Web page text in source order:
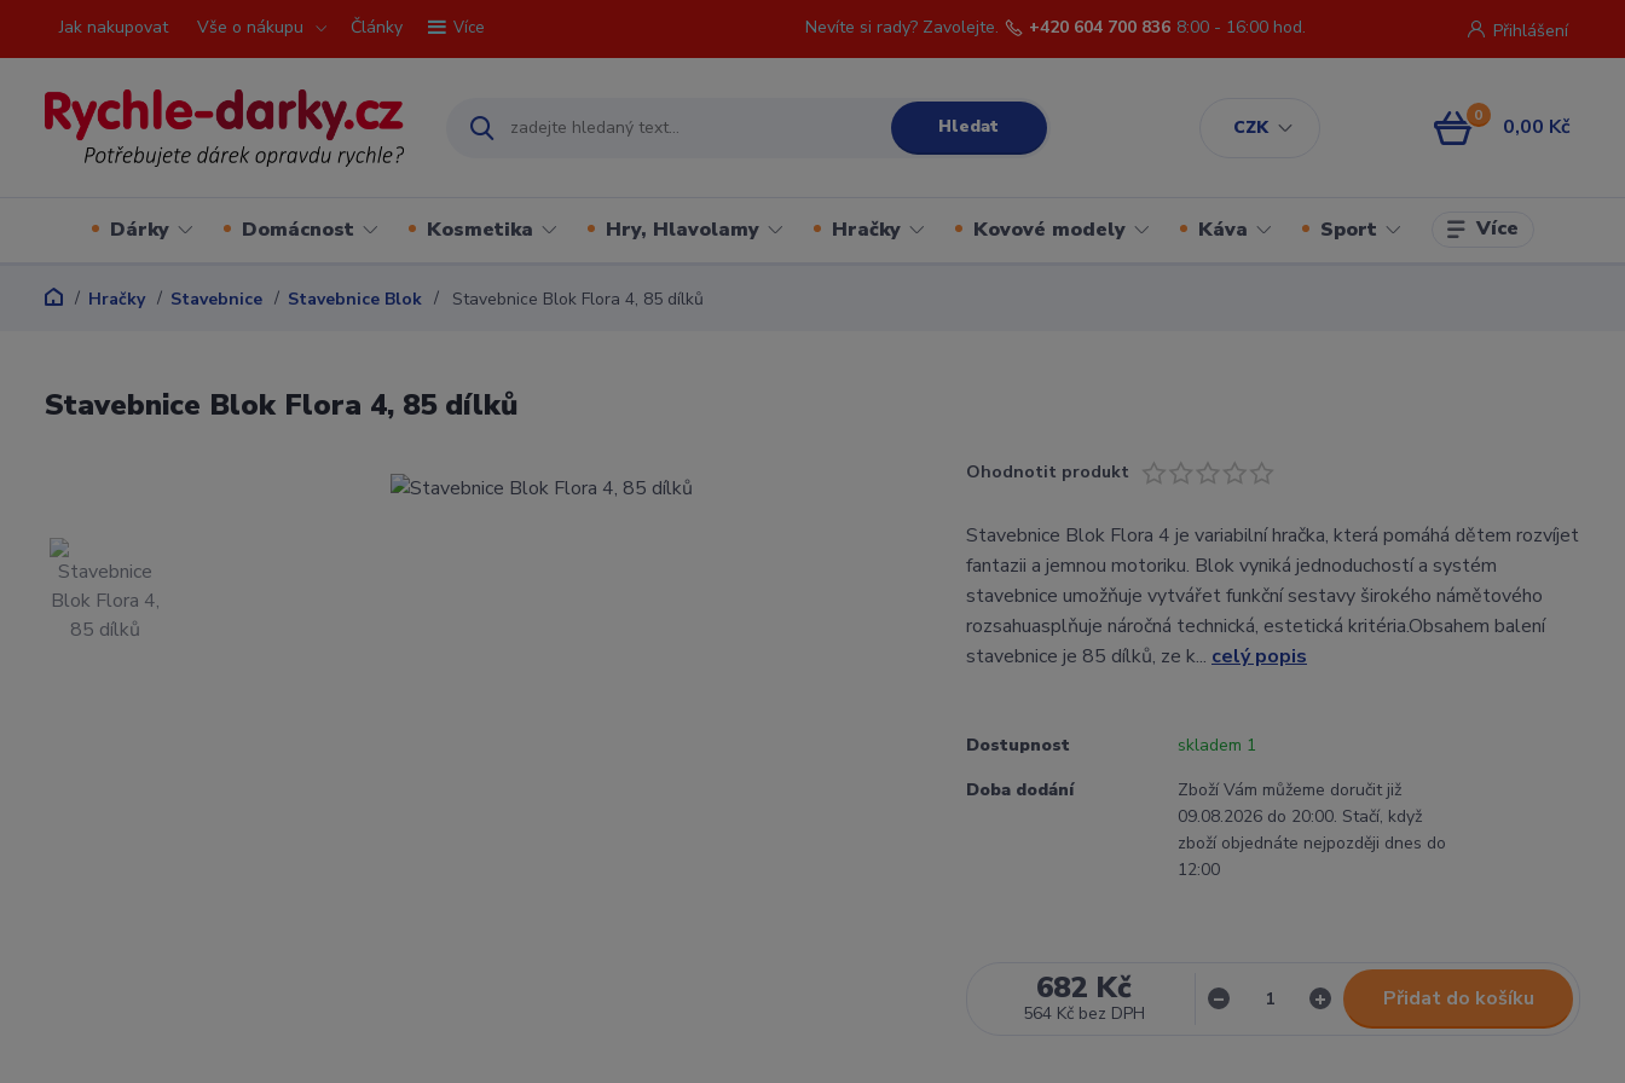
Jak nakupovat Vše o nákupu Články Více
CZK
Přihlášení
Hledat
Nevíte si rady? Zavolejte. +420 604 700 836 8:00 - 16:00 hod.
0 0,00 Kč
Dárky Domácnost Kosmetika Hry, Hlavolamy Hračky Kovové modely Káva Sport Více
Hračky Stavebnice Stavebnice Blok Stavebnice Blok Flora 4, 85 dílků
Stavebnice Blok Flora 4, 85 dílků
Ohodnotit produkt
Stavebnice Blok Flora 4 je variabilní hračka, která pomáhá dětem rozvíjet
fantazii a jemnou motoriku. Blok vyniká jednoduchostí a systém
stavebnice umožňuje vytvářet funkční sestavy širokého námětového
rozsahuasplňuje náročná technická, estetická kritéria.Obsahem balení
stavebnice je 85 dílků, ze k... celý popis
Dostupnost
skladem 1
Doba dodání
Zboží Vám můžeme doručit již
09.08.2026 do 20:00. Stačí, když
zboží objednáte nejpozději dnes do
12:00
682 Kč
564 Kč bez DPH
Přidat do košíku